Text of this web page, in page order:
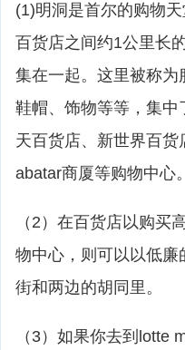
(1)明洞是首尔的购物
百货店之间约1公里长
集在一起。这里被称
鞋帽、饰物等等，集
天百货店、新世界百
abatar商厦等购物中心。
（2）在百货店以购买
物中心，则可以以低
街和两边的胡同里。
（3）如果你去到lotte